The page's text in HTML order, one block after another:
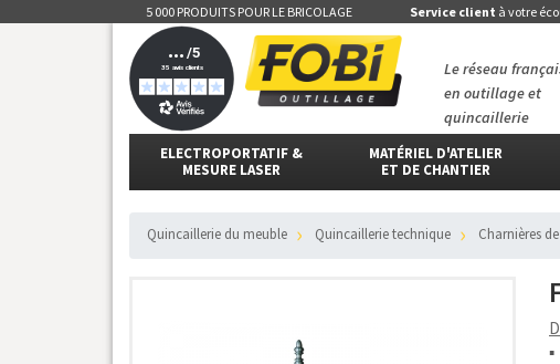
5 000 PRODUITS POUR LE BRICOLAGE Service client à votre
Le réseau
en outillage et
quincaillerie
ELECTROPORTATIF &
MESURE LASER
MATÉRIEL D'ATELIER
ET DE CHANTIER
Quincaillerie du meuble Quincaillerie technique Charnières